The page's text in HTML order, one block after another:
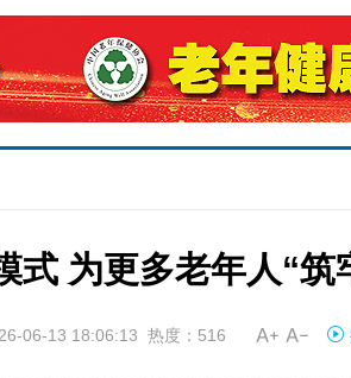
式 为更多老年人“筑
06-13 18:06:13 热度：516 